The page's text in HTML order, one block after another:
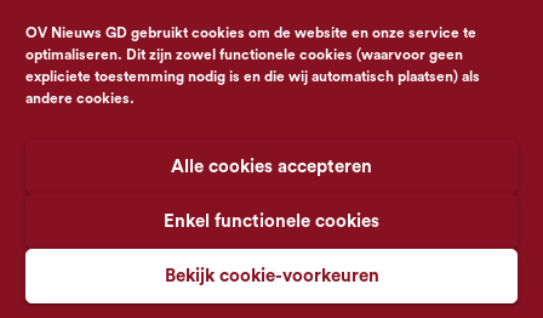
OV Nieuws GD gebruikt cookies om de website en onze service te
optimaliseren. Dit zijn zowel functionele cookies (waarvoor geen
expliciete toestemming nodig is en die wij automatisch plaatsen) als
andere cookies.
Alle cookies accepteren
Enkel functionele cookies
Bekijk cookie-voorkeuren
© OV Nieuws GD -